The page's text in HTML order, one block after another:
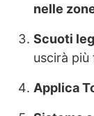
nelle
Scuoti
uscirà
Applica